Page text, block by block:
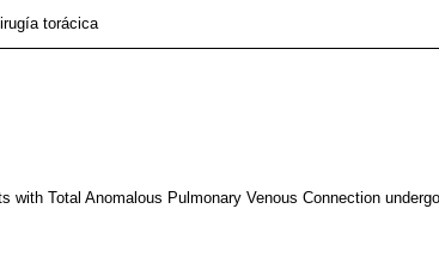
torácica
Total Anomalous Pulmonary Venous Connection